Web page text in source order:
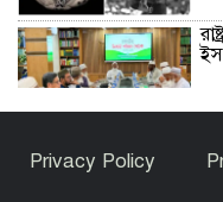
Privacy Policy